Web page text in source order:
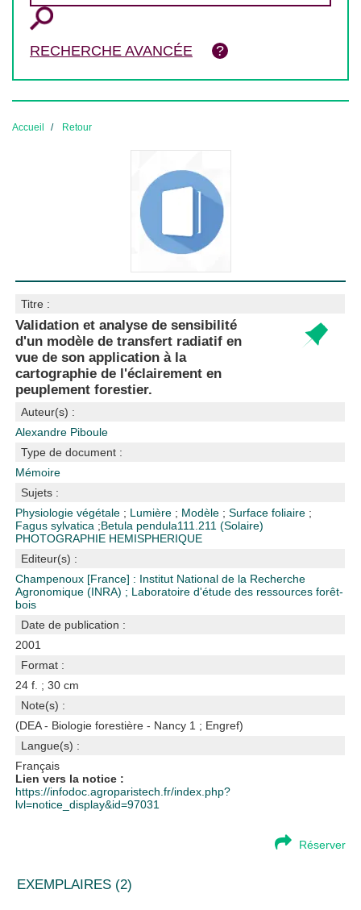
RECHERCHE AVANCÉE
Accueil Retour
Titre :
Validation et analyse de sensibilité
d'un modèle de transfert radiatif en
vue de son application à la
cartographie de l'éclairement en
peuplement forestier.
Auteur(s) :
Alexandre Piboule
Type de document :
Mémoire
Sujets :
Physiologie végétale ; Lumière ; Modèle ;Surface foliaire ;
Fagus sylvatica ;Betula pendula111.211 (Solaire)
PHOTOGRAPHIE HEMISPHERIQUE
Editeur(s) :
Champenoux [France] : Institut National de la Recherche
Agronomique (INRA) ; Laboratoire d'étude des ressources forêt-
bois
Date de publication :
2001
Format :
24 f. ; 30 cm
Note(s) :
(DEA - Biologie forestière - Nancy 1 ; Engref)
Langue(s) :
Français
Lien vers la notice :
https://infodoc.agroparistech.fr/index.php?
lvl=notice_display&id=97031
Réserver
EXEMPLAIRES (2)